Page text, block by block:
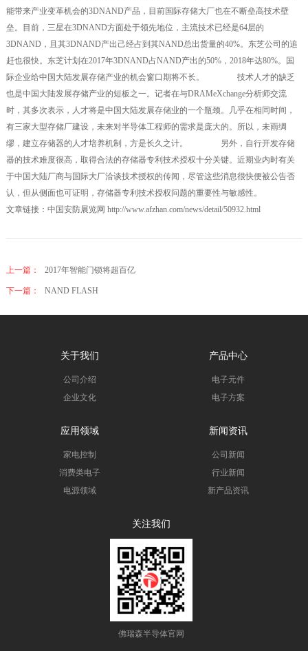
能带来产业变革机会的3DNAND产品，目前国际存储大厂也在不断垒高技术壁
垒。目前，三星在3DNAND方面处于领先地位，主流技术已经是64层的
3DNAND，且其3DNAND产出己经占到其NAND总出货量的40%。东芝公司的追
赶也很快。东芝计划在2017年3DNAND占NAND产出的50%，2018年达80%。国
际企业给中国大陆发展存储产业的机会窗口期将不长。 技术人才的缺乏
也是中国大陆发展存储产业的短板之一。记者在与DRAMeXchange分析师交流
时，其多次表示，人才将是中国大陆发展存储业的一个瓶颈。几乎在相同时间，
有三家大型存储厂建设，未来对半导体工程师的需求是庞大的。所以，未雨绸
缪，建立存储器的人才培养机制，方是长久之计。 另外，自行开发存储
器的技术难度很高，取得合法的存储器专利技术授权十分关键。近期业内时有关
于中国大陆厂商与国际大厂洽谈技术授权的传闻，尽管这些消息很快便被公告否
认，但从侧面也可证明，存储器专利技术授权问题的重要性与敏感性。
文章链接：中国安防展览网 http://www.afzhan.com/news/detail/50932.html
上一篇： 2017年智能门锁将超百亿
下一篇： NAND FLASH
关于我们
公司介绍
企业文化
产品中心
电子元件
电子方案
应用领域
家电控制
消费类电子
电源领域
新闻资讯
公司新闻
行业新闻
新产品资讯
关注我们
佛瑞森半导体官网